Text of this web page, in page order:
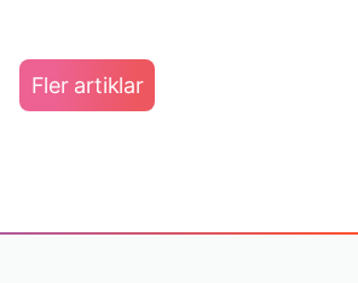
Fler artiklar